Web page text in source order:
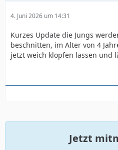
4. Juni 2026 um 14:31
Kurzes Update die Jungs
beschnitten, im Alter von 4
jetzt weich klopfen lassen und
Jetzt